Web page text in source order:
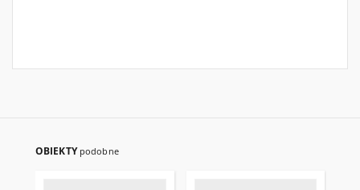
OBIEKTY podobne